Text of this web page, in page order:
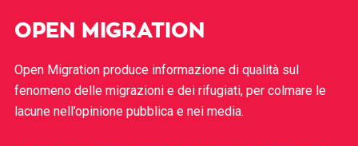
OPEN MIGRATION
Open Migration produce informazione di qualità sul
fenomeno delle migrazioni e dei rifugiati, per colmare le
lacune nell’opinione pubblica e nei media.